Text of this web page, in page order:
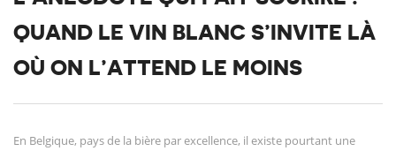
QUAND LE VIN BLANC S’INVITE LÀ
OÙ ON L’ATTEND LE MOINS
En Belgique, pays de la bière par excellence, il existe pourtant une